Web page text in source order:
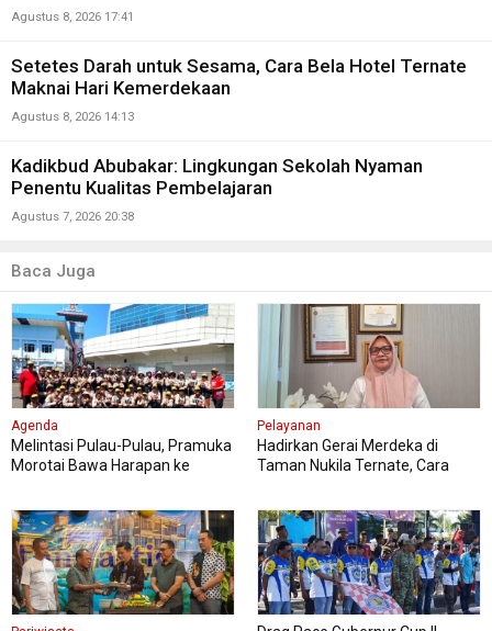
Agustus 8, 2026 17:41
Setetes Darah untuk Sesama, Cara Bela Hotel Ternate
Maknai Hari Kemerdekaan
Agustus 8, 2026 14:13
Kadikbud Abubakar: Lingkungan Sekolah Nyaman
Penentu Kualitas Pembelajaran
Agustus 7, 2026 20:38
Baca Juga
Agenda
Melintasi Pulau-Pulau, Pramuka
Morotai Bawa Harapan ke
Pelayanan
Hadirkan Gerai Merdeka di
Taman Nukila Ternate, Cara